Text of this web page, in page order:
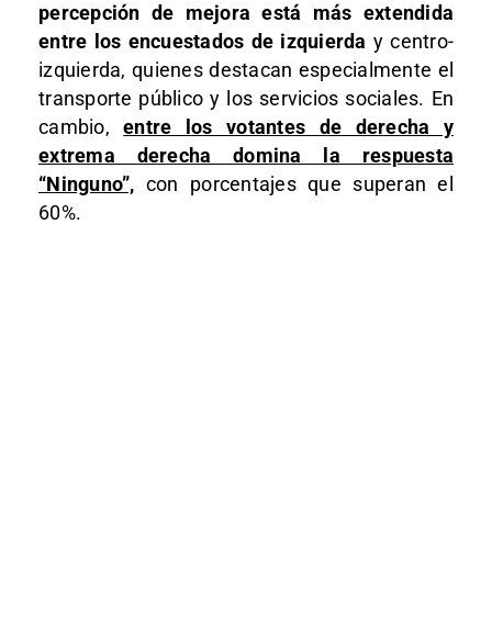
percepción de mejora está más extendida
entre los encuestados de izquierda y centro-
izquierda, quienes destacan especialmente el
transporte público y los servicios sociales. En
cambio,entre los votantes de derecha y
extrema derecha domina la respuesta
“Ninguno”, con porcentajes que superan el
60%.​